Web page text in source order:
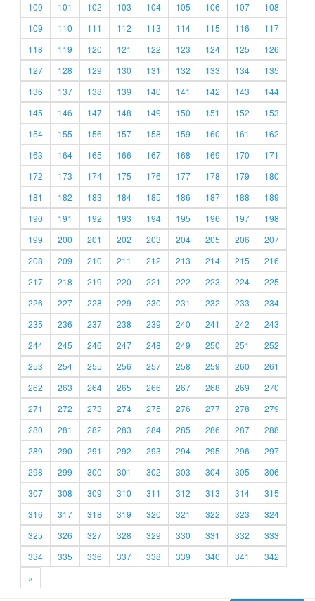
100
101 102 103 104 105 106 107
108
109
110 111 112 113 114 115 116
117
118
119 120 121 122 123 124 125
126
127
128 129 130 131 132 133 134
135
136
137 138 139 140 141 142 143
144
145
146 147 148 149 150 151 152
153
154
155 156 157 158 159 160 161
162
163
164 165 166 167 168 169 170
171
172
173 174 175 176 177 178 179
180
181
182 183 184 185 186 187 188
189
190
191 192 193 194 195 196 197
198
199
200 201 202 203 204 205 206
207
208
209 210 211 212 213 214 215
216
217
218 219 220 221 222 223 224
225
226
227 228 229 230 231 232 233
234
235
236 237 238 239 240 241 242
243
244
245 246 247 248 249 250 251
252
253
254 255 256 257 258 259 260
261
262
263 264 265 266 267 268 269
270
271
272 273 274 275 276 277 278
279
280
281 282 283 284 285 286 287
288
289
290 291 292 293 294 295 296
297
298
299 300 301 302 303 304 305
306
307
308 309 310 311 312 313 314
315
316
317 318 319 320 321 322 323
324
325
326 327 328 329 330 331 332
333
334
335 336 337 338 339 340 341
342
»